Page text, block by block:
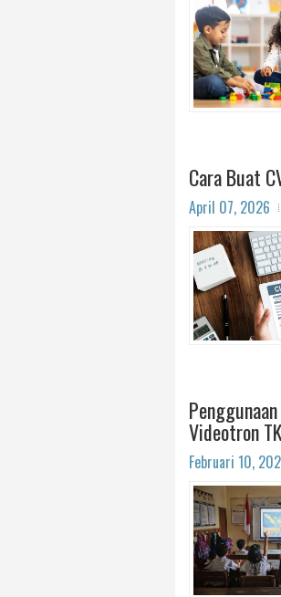
Cara Buat
April 07, 2026
Videotron
Februari 10,